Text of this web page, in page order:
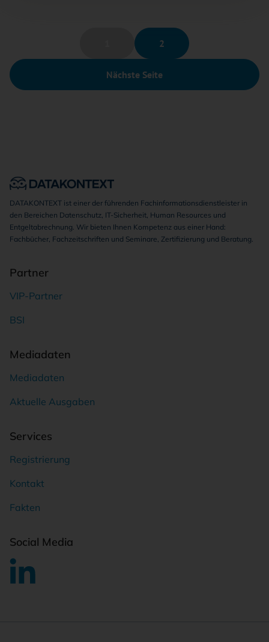
2
Nächste Seite
DATAKONTEXT ist einer der führenden Fachinformationsdienstleister in
den Bereichen Datenschutz, IT-Sicherheit, Human Resources und
Entgeltabrechnung. Wir bieten Ihnen Kompetenz aus einer Hand:
Fachbücher, Fachzeitschriften und Seminare, Zertifizierung und Beratung.
Partner
VIP-Partner
BSI
Mediadaten
Mediadaten
Aktuelle Ausgaben
Services
Registrierung
Kontakt
Fakten
Social Media